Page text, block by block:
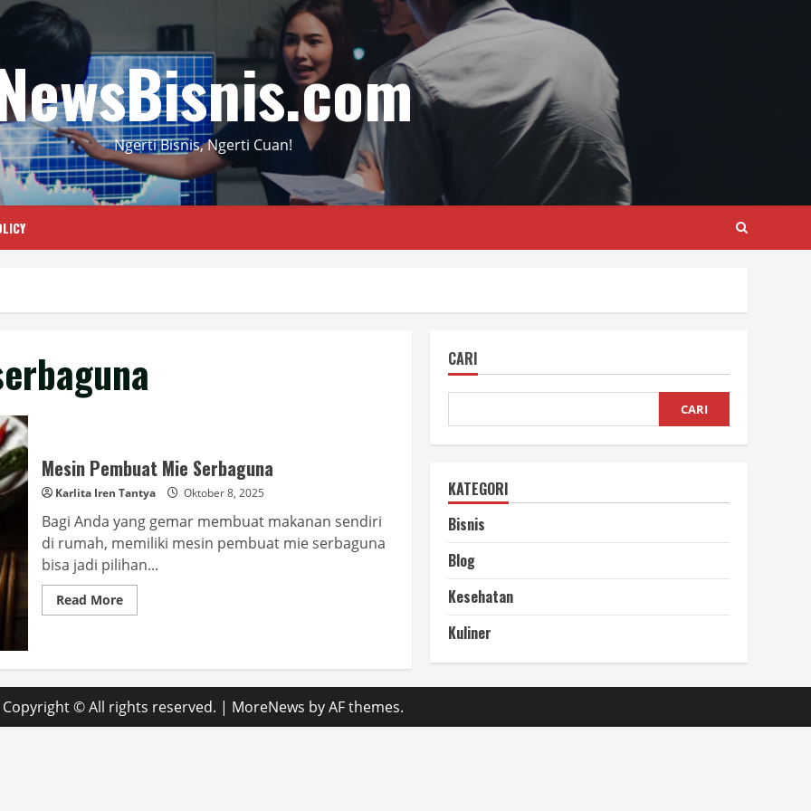
Ngerti Bisnis, Ngerti Cuan!
Mesin Pembuat Mie Serbaguna
Karlita Iren Tantya Oktober 8, 2025
Bagi Anda yang gemar membuat makanan sendiri
di rumah, memiliki mesin pembuat mie serbaguna
bisa jadi pilihan...
Read MoreRead
more
Serbaguna
CARI
CARI
KATEGORI
Bisnis
Blog
Kesehatan
Kuliner
Copyright © All rights reserved. | MoreNews by AF themes.